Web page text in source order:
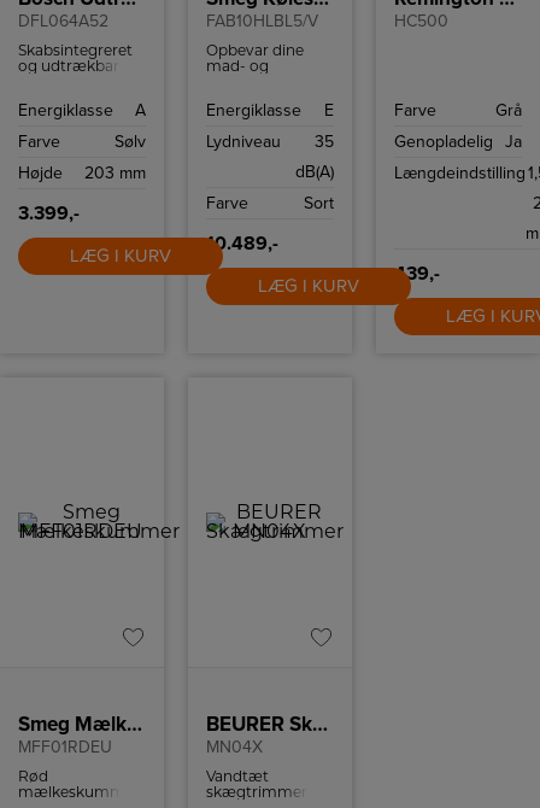
DFL064A52
Skabsintegreret
og udtrækbar
montering i 60
Energiklasse
A
Farve
Sølv
Højde
203 mm
3.399,-
LÆG I KURV
FAB10HLBL5/V
Opbevar dine
mad- og
køleskab
Køleskabet har
effektivt LED-lys
Modellen er
venstrehængslet.
Energiklasse
E
Lydniveau
35
dB(A)
Farve
Sort
10.489,-
LÆG I KURV
HC500
Farve
Grå
Genopladelig
Ja
Længdeindstilling
439,-
LÆG I
Smeg Mælkeskummer
MFF01RDEU
Rød
mælkeskummer
BEURER Skægtrimmer
MN04X
Vandtæt
skægtrimmer